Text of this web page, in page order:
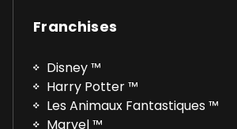
Franchises
Disney ™
Harry Potter ™
Les Animaux Fantastiques ™
Marvel ™